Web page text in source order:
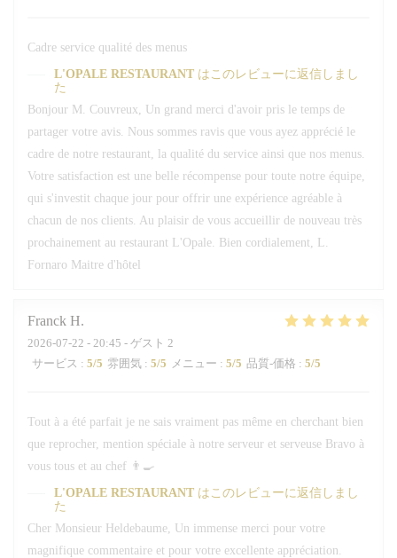
Cadre service qualité des menus
L'OPALE RESTAURANT はこのレビューに返信しまし
た
Bonjour M. Couvreux, Un grand merci d'avoir pris le temps de
partager votre avis. Nous sommes ravis que vous ayez apprécié le
cadre de notre restaurant, la qualité du service ainsi que nos menus.
Votre satisfaction est une belle récompense pour toute notre équipe,
qui s'investit chaque jour pour offrir une expérience agréable à
chacun de nos clients. Au plaisir de vous accueillir de nouveau très
prochainement au restaurant L'Opale. Bien cordialement, L.
Fornaro Maitre d'hôtel
Franck H
2026-07-22 - 20:45 - ゲスト 2
サービス : 5/5 雰囲気 : 5/5 メニュー : 5/5 品質-価格 : 5/5
Tout à a été parfait je ne sais vraiment pas même en cherchant bien
que reprocher, mention spéciale à notre serveur et serveuse Bravo à
vous tous et au chef 👨‍🍳
L'OPALE RESTAURANT はこのレビューに返信しまし
た
Cher Monsieur Heldebaume, Un immense merci pour votre
magnifique commentaire et pour votre excellente appréciation.